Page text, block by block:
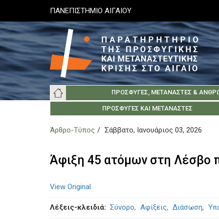
το
κυρίως
περιεχόμενο
ΠΑΝΕΠΙΣΤΗΜΙΟ ΑΙΓΑΙΟΥ
Main
navigation
ΣΧΕΤΙΚΆ
ΠΡΌΣΦΥΓΕΣ, ΜΕΤΑΝΆΣΤΕΣ &
ΠΡΌΣΦΥΓΕΣ ΚΑΙ ΜΕΤΑΝΆΣΤΕΣ
ΚΟΙΝΩΝΊΑ ΤΗΣ ΛΈΣΒΟΥ ΚΟΙΝΩΝΊΑ ΤΗΣ
ΠΑΝΕΠΙΣΤΉΜΙΟ ΑΙΓΑΊΟΥ ΕΛΛΗΝΙΚΆ
Άρθρο-Τύπος Σάββατο, Ιανουάριος 03, 2026
Άφιξη 45 ατόμων στη Λέσβο
View Original
Λέξεις-κλειδιά Σύνορο Αφίξεις Διάσωση